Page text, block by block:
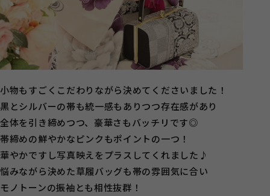
小物もすごくこだわりながら決めてくださいました！
黒とシルバーの帯も統一感もありつつ存在感があり
全体を引き締めつつ、豪華さもバッチリです◎
帯締めの鮮やかなピンクもポイントの一つ！
華やかですし写真映えをプラスしてくれました♪
悩みながら決めた草履バッグも帯の雰囲気に合い
モノトーンの振袖とも相性抜群！